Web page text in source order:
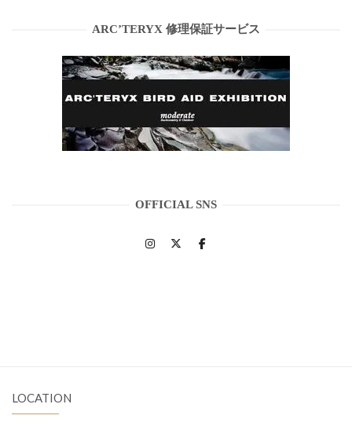
ARC’TERYX 修理保証サービス
OFFICIAL SNS
LOCATION